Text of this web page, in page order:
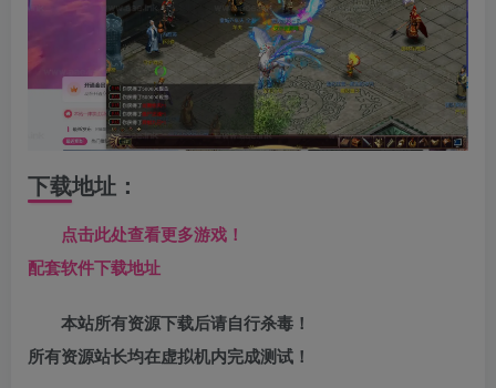
下载地址：
点击此处查看更多游戏！
配套软件下载地址
本站所有资源下载后请自行杀毒！
所有资源站长均在虚拟机内完成测试！